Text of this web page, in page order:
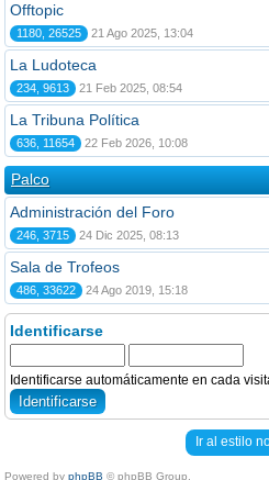
Offtopic
1180, 26525 21 Ago 2025, 13:04
La Ludoteca
234, 9613 21 Feb 2025, 08:54
La Tribuna Política
636, 11654 22 Feb 2026, 10:08
Palco
Administración del Foro
246, 3715 24 Dic 2025, 08:13
Sala de Trofeos
486, 33622 24 Ago 2019, 15:18
Identificarse
Identificarse automáticamente en cada
Ir al estilo
Powered by phpBB © phpBB Group.